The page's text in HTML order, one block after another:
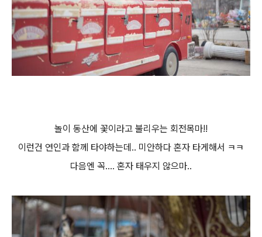
놀이 동산에 꽃이라고 불리우는 회전목마!!
이런건 연인과 함께 타야하는데.. 미안하다 혼자 타게해서 ㅋㅋ
다음엔 꼭.... 혼자 태우지 않으마..